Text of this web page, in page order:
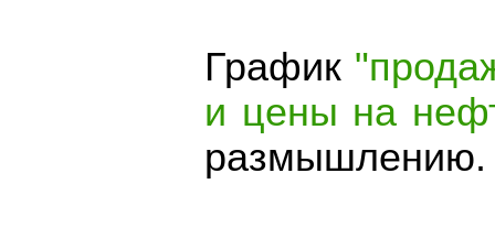
График
и цены на
размышлению.